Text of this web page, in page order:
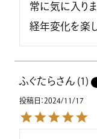
常に気に入りま
経年変化を楽
ふぐたら 1
投稿日 2024/11/17